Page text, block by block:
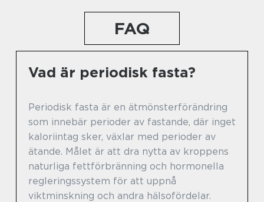
FAQ
Vad är periodisk fasta?
Periodisk fasta är en ätmönsterförändring
som innebär perioder av fastande, där inget
kaloriintag sker, växlar med perioder av
ätande. Målet är att dra nytta av kroppens
naturliga fettförbränning och hormonella
regleringssystem för att uppnå
viktminskning och andra hälsofördelar.